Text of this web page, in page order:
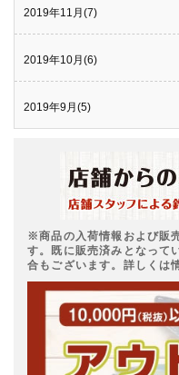
2019年11月(7)
2019年10月(6)
2019年9月(5)
※商品の入荷情報および販
す。既に販売済みとなって
合もございます。詳しくは